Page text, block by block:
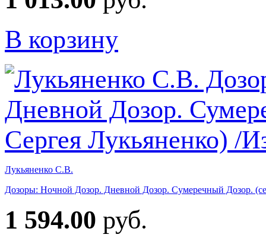
В корзину
Лукьяненко С.В.
Дозоры: Ночной Дозор. Дневной Дозор. Сумеречный Дозор.
1 594.00 руб.